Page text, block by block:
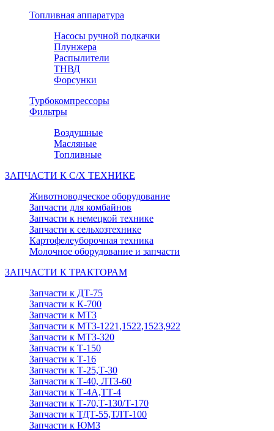
Топливная аппаратура
Насосы ручной подкачки
Плунжера
Распылители
ТНВД
Форсунки
Турбокомпрессоры
Фильтры
Воздушные
Масляные
Топливные
ЗАПЧАСТИ К С/Х ТЕХНИКЕ
Животноводческое оборудование
Запчасти для комбайнов
Запчасти к немецкой технике
Запчасти к сельхозтехнике
Картофелеуборочная техника
Молочное оборудование и запчасти
ЗАПЧАСТИ К ТРАКТОРАМ
Запчасти к ДТ-75
Запчасти к К-700
Запчасти к МТЗ
Запчасти к МТЗ-1221,1522,1523,922
Запчасти к МТЗ-320
Запчасти к Т-150
Запчасти к Т-16
Запчасти к Т-25,Т-30
Запчасти к Т-40, ЛТЗ-60
Запчасти к Т-4А,ТТ-4
Запчасти к Т-70,Т-130/Т-170
Запчасти к ТДТ-55,ТЛТ-100
Запчасти к ЮМЗ